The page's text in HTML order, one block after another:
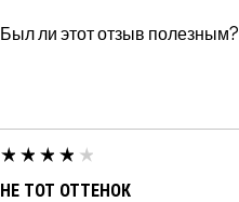
Был ли этот отзыв полезным?
НЕ ТОТ ОТТЕНОК